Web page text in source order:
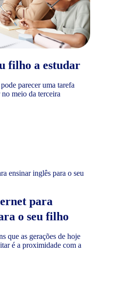
filho a estudar
parecer uma tarefa
meio da terceira
para
o seu filho
que as gerações de hoje
é a proximidade com a